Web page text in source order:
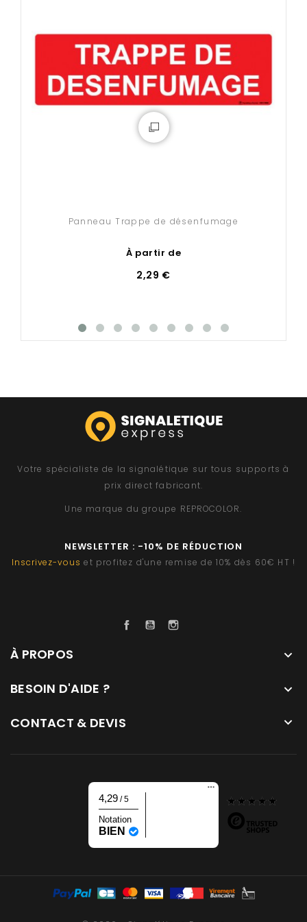
Panneau Trappe de désenfumage
À partir de
2,29 €
Votre spécialiste de la signalétique sur tous supports à
prix direct fabricant.
Une marque du groupe REPROCOLOR.
NEWSLETTER : -10% DE RÉDUCTION
Inscrivez-vous et profitez d'une remise de 10% dès 60€ HT !
FacebookYouTube
À PROPOS 
BESOIN D'AIDE ? 
CONTACT & DEVIS 
4,29 / 5
Notation
BIEN